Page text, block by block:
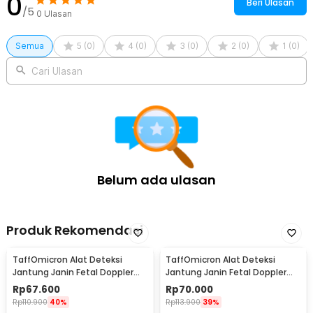
/5 0 Ulasan
Beri Ulasan
Semua 5 (0) 4 (0) 3 (0) 2 (0) 1 (0)
Cari Ulasan
Belum ada ulasan
Produk Rekomendasi
TaffOmicron Alat Deteksi
Jantung Janin Fetal Doppler
Portable 3.0 MHz - JSL-T501
Rp67.600
Rp110.900 40%
TaffOmicron Alat Deteksi
Jantung Janin Fetal Doppler
Heartrate 3.0 MHz - JSL-T502
Rp70.000
Rp113.900 39%